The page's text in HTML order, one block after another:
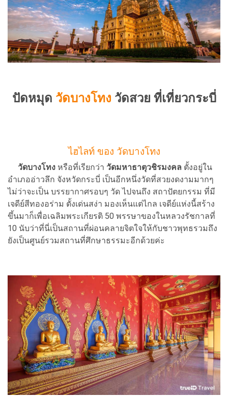
ปัดหมุด วัดบางโทง วัดสวย ที่เที่ยวกระบี่
ไฮไลท์ ของ วัดบางโทง
วัดบางโทง หรือที่เรียกว่า วัดมหาธาตุวชิรมงคล ตั้งอยู่ใน
อำเภออ่าวลึก จังหวัดกระบี่ เป็นอีกหนึ่งวัดที่สวยงดงามมากๆ
ไม่ว่าจะเป็น บรรยากาศรอบๆ วัด ไปจนถึง สถาปัตยกรรม ที่มี
เจดีย์สีทองอร่าม ตั้งเด่นสง่า มองเห็นแต่ไกล เจดีย์แห่งนี้สร้าง
ขึ้นมาก็เพื่อเฉลิมพระเกียรติ 50 พรรษาของในหลวงรัชกาลที่
10 นับว่าที่นี่เป็นสถานที่ผ่อนคลายจิตใจให้กับชาวพุทธรวมถึง
ยังเป็นศูนย์รวมสถานที่ศึกษาธรรมะอีกด้วยค่ะ